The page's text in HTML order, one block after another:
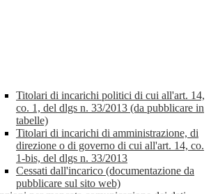
Titolari di incarichi politici di cui all'art. 14,
co. 1, del dlgs n. 33/2013 (da pubblicare in
tabelle)
Titolari di incarichi di amministrazione, di
direzione o di governo di cui all'art. 14, co.
1-bis, del dlgs n. 33/2013
Cessati dall'incarico (documentazione da
pubblicare sul sito web)